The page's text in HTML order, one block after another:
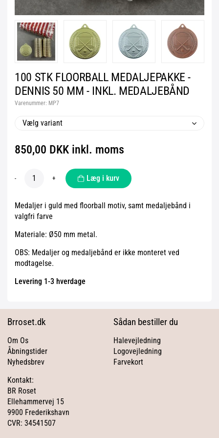
100 STK FLOORBALL MEDALJEPAKKE -
DENNIS 50 MM - INKL. MEDALJEBÅND
Varenummer: MP7
Vælg variant
850,00 DKK inkl. moms
- + Læg i kurv
Medaljer i guld med floorball motiv, samt medaljebånd i
valgfri farve
Materiale: Ø50 mm metal.
OBS: Medaljer og medaljebånd er ikke monteret ved
modtagelse.
Levering 1-3 hverdage
Brroset.dk
Om Os
Åbningstider
Nyhedsbrev
Kontakt:
BR Roset
Ellehammervej 15
9900 Frederikshavn
CVR: 34541507
Sådan bestiller du
Halevejledning
Logovejledning
Farvekort